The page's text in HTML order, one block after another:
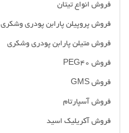
فروش انواع تیتان
فروش پروپیلن پارابن پودری وشکری
فروش متیلن پارابن پودری وشکری
فروش PEG40
فروش GMS
فروش آسپارتام
فروش آکریلیک اسید